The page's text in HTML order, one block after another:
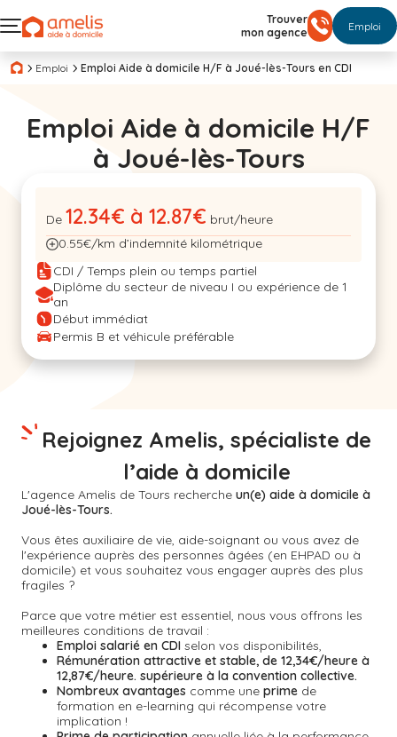
Trouver
mon agence
Emploi
Emploi Emploi Aide à domicile H/F à Joué-lès-Tours en CDI
Emploi Aide à domicile H/F
à Joué-lès-Tours
De 12.34€ à 12.87€ brut/heure
0.55€/km d’indemnité kilométrique
CDI / Temps plein ou temps partiel
Diplôme du secteur de niveau I ou expérience de 1
an
Début immédiat
Permis B et véhicule préférable
L'agence Amelis de Tours recherche un(e) aide à domicile à
Joué-lès-Tours.
Vous êtes auxiliaire de vie, aide-soignant ou vous avez de
l'expérience auprès des personnes âgées (en EHPAD ou à
domicile) et vous souhaitez vous engager auprès des plus
fragiles ?
Parce que votre métier est essentiel, nous vous offrons les
meilleures conditions de travail :
Emploi salarié en CDI selon vos disponibilités,
Rémunération attractive et stable, de 12,34€/heure à
12,87€/heure. supérieure à la convention collective.
Nombreux avantages comme une prime de
formation en e-learning qui récompense votre
implication !
Rejoignez Amelis, spécialiste de
l’aide à domicile